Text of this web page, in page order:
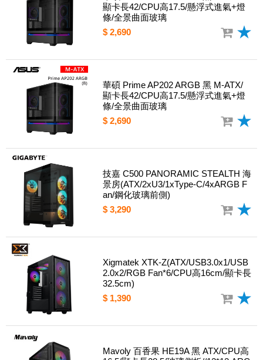
顯卡長42/CPU高17.5/懸浮式進氣+燈
條/全景曲面玻璃
$ 2,690
華碩 Prime AP202 ARGB 黑 M-ATX/
顯卡長42/CPU高17.5/懸浮式進氣+燈
條/全景曲面玻璃
$ 2,690
技嘉 C500 PANORAMIC STEALTH 海
景房(ATX/2xU3/1xType-C/4xARGB F
an/鋼化玻璃前側)
$ 3,290
Xigmatek XTK-Z(ATX/USB3.0x1/USB
2.0x2/RGB Fan*6/CPU高16cm/顯卡長
32.5cm)
$ 1,390
Mavoly 百香果 HE19A 黑 ATX/CPU高